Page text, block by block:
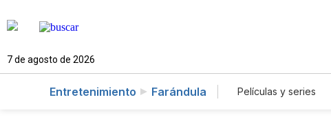
7 de agosto de 2026
Entretenimiento Farándula Películas y series